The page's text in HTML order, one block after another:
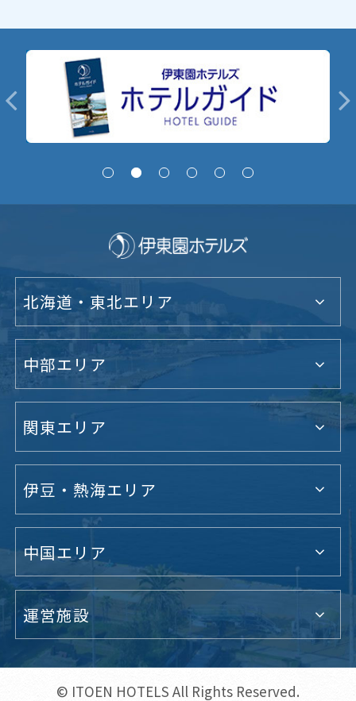
北海道・東北エリア
中部エリア
関東エリア
伊豆・熱海エリア
中国エリア
運営施設
© ITOEN HOTELS All Rights Reserved.